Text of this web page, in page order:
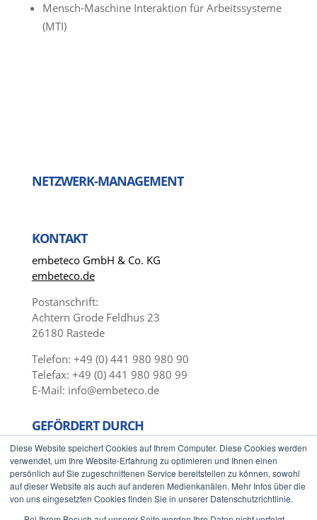
Diese Website speichert Cookies auf Ihrem Computer. Diese Cookies werden
verwendet, um Ihre Website-Erfahrung zu optimieren und Ihnen einen
persönlich auf Sie zugeschnittenen Service bereitstellen zu können, sowohl
auf dieser Website als auch auf anderen Medienkanälen. Mehr Infos über die
von uns eingesetzten Cookies finden Sie in unserer Datenschutzrichtlinie.
Mensch-Maschine Interaktion für Arbeitssysteme
(MTI)
NETZWERK-MANAGEMENT
KONTAKT
embeteco GmbH & Co. KG
embeteco.de
Postanschrift:
Achtern Grode Feldhus 23
26180 Rastede
Telefon: +49 (0) 441 980 980 90
Telefax: +49 (0) 441 980 980 99
E-Mail: info@embeteco.de
GEFÖRDERT DURCH